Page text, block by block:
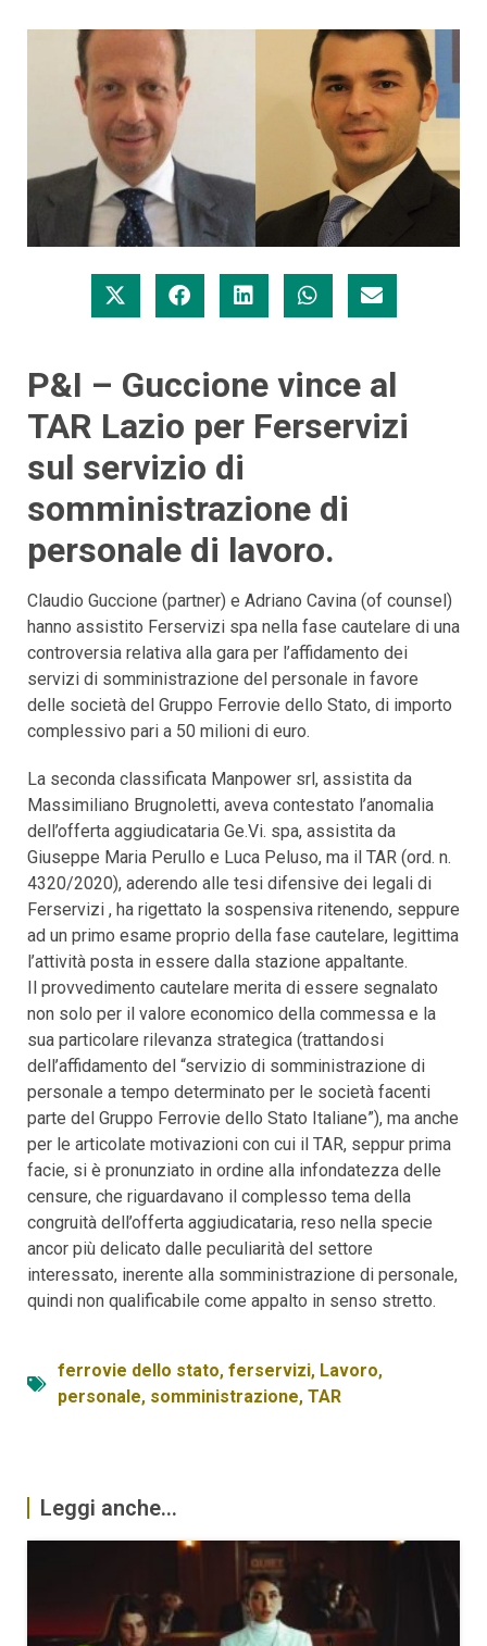
P&I – Guccione vince al
TAR Lazio per Ferservizi
sul servizio di
somministrazione di
personale di lavoro.
Claudio Guccione (partner) e Adriano Cavina (of counsel)
hanno assistito Ferservizi spa nella fase cautelare di una
controversia relativa alla gara per l’affidamento dei
servizi di somministrazione del personale in favore
delle società del Gruppo Ferrovie dello Stato, di importo
complessivo pari a 50 milioni di euro.
La seconda classificata Manpower srl, assistita da
Massimiliano Brugnoletti, aveva contestato l’anomalia
dell’offerta aggiudicataria Ge.Vi. spa, assistita da
Giuseppe Maria Perullo e Luca Peluso, ma il TAR (ord. n.
4320/2020), aderendo alle tesi difensive dei legali di
Ferservizi , ha rigettato la sospensiva ritenendo, seppure
ad un primo esame proprio della fase cautelare, legittima
l’attività posta in essere dalla stazione appaltante.
Il provvedimento cautelare merita di essere segnalato
non solo per il valore economico della commessa e la
sua particolare rilevanza strategica (trattandosi
dell’affidamento del “servizio di somministrazione di
personale a tempo determinato per le società facenti
parte del Gruppo Ferrovie dello Stato Italiane”), ma anche
per le articolate motivazioni con cui il TAR, seppur prima
facie, si è pronunziato in ordine alla infondatezza delle
censure, che riguardavano il complesso tema della
congruità dell’offerta aggiudicataria, reso nella specie
ancor più delicato dalle peculiarità del settore
interessato, inerente alla somministrazione di personale,
quindi non qualificabile come appalto in senso stretto.
ferrovie dello stato, ferservizi, Lavoro,
personale, somministrazione, TAR
Leggi anche...